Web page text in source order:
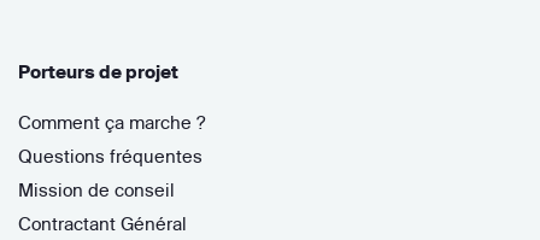
Porteurs de projet
Comment ça marche ?
Questions fréquentes
Mission de conseil
Contractant Général